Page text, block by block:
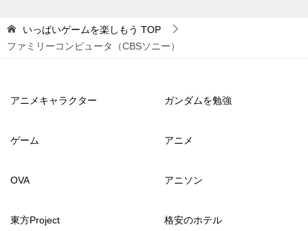
いっぱいゲームを楽しもう TOP
ファミリーコンピュータ（CBSソニー）
アニメキャラクター ガンダムを勉強
ゲーム アニメ
OVA アニソン
東方Project 格安のホテル